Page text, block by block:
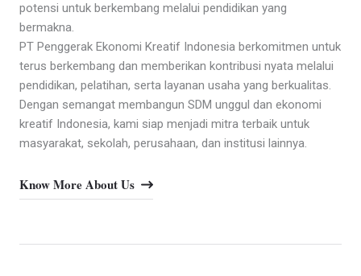
potensi untuk berkembang melalui pendidikan yang
bermakna.
PT Penggerak Ekonomi Kreatif Indonesia berkomitmen untuk
terus berkembang dan memberikan kontribusi nyata melalui
pendidikan, pelatihan, serta layanan usaha yang berkualitas.
Dengan semangat membangun SDM unggul dan ekonomi
kreatif Indonesia, kami siap menjadi mitra terbaik untuk
masyarakat, sekolah, perusahaan, dan institusi lainnya.
Know More About Us